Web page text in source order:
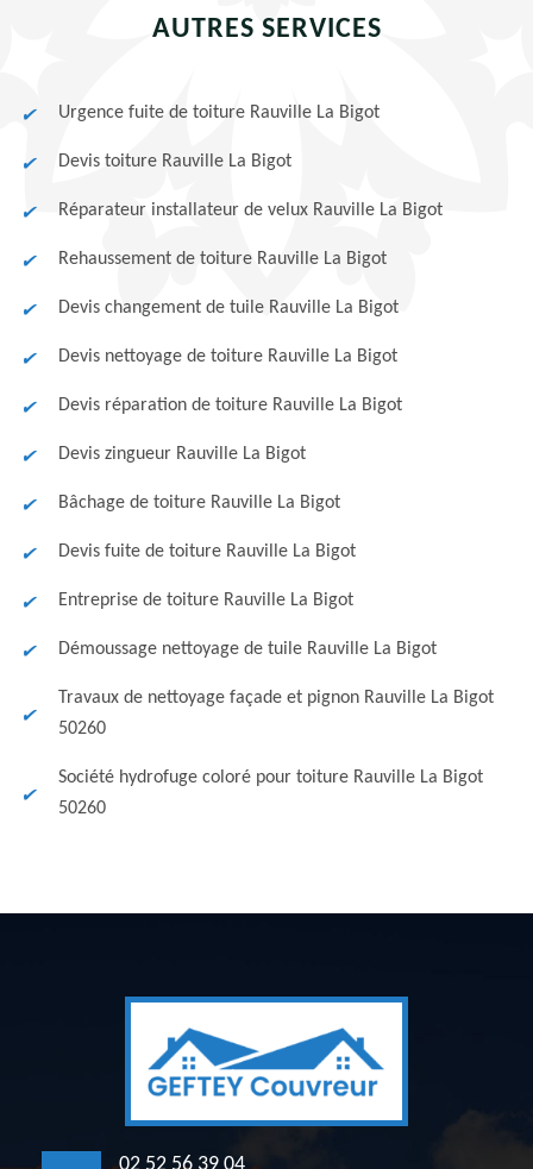
AUTRES SERVICES
Urgence fuite de toiture Rauville La Bigot
Devis toiture Rauville La Bigot
Réparateur installateur de velux Rauville La Bigot
Rehaussement de toiture Rauville La Bigot
Devis changement de tuile Rauville La Bigot
Devis nettoyage de toiture Rauville La Bigot
Devis réparation de toiture Rauville La Bigot
Devis zingueur Rauville La Bigot
Bâchage de toiture Rauville La Bigot
Devis fuite de toiture Rauville La Bigot
Entreprise de toiture Rauville La Bigot
Démoussage nettoyage de tuile Rauville La Bigot
Travaux de nettoyage façade et pignon Rauville La Bigot
50260
Société hydrofuge coloré pour toiture Rauville La Bigot
50260